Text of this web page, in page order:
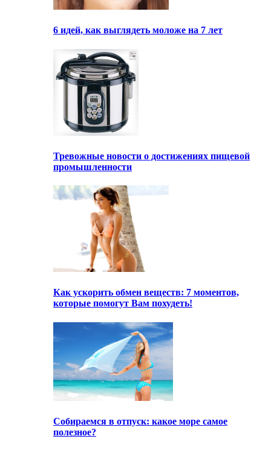
6 идей, как выглядеть моложе на 7 лет
Тревожные новости о достижениях пищевой
промышленности
Как ускорить обмен веществ: 7 моментов,
которые помогут Вам похудеть!
Собираемся в отпуск: какое море самое
полезное?